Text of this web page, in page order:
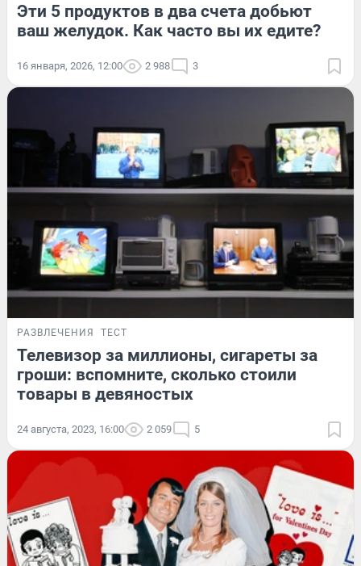
Эти 5 продуктов в два счета добьют
ваш желудок. Как часто вы их едите?
16 января, 2026, 12:00 2 988 3
РАЗВЛЕЧЕНИЯ ТЕСТ
Телевизор за миллионы, сигареты за
гроши: вспомните, сколько стоили
товары в девяностых
24 августа, 2023, 16:00 2 059 5